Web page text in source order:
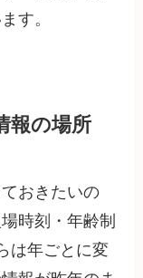
す。
報の場所
おきたいの
時刻・年齢制
は年ごとに変